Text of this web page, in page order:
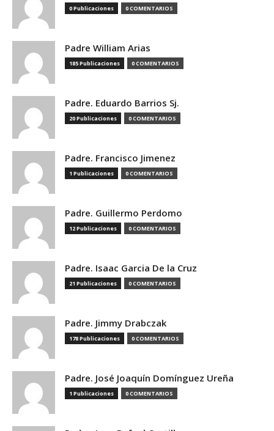
0 Publicaciones 0 COMENTARIOS
Padre William Arias
185 Publicaciones 0 COMENTARIOS
Padre. Eduardo Barrios Sj.
20 Publicaciones 0 COMENTARIOS
Padre. Francisco Jimenez
1 Publicaciones 0 COMENTARIOS
Padre. Guillermo Perdomo
12 Publicaciones 0 COMENTARIOS
Padre. Isaac Garcia De la Cruz
21 Publicaciones 0 COMENTARIOS
Padre. Jimmy Drabczak
178 Publicaciones 0 COMENTARIOS
Padre. José Joaquín Domínguez Ureña
1 Publicaciones 0 COMENTARIOS